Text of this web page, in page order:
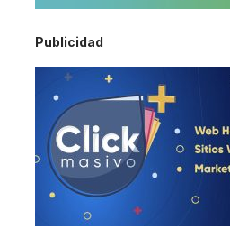
Publicidad